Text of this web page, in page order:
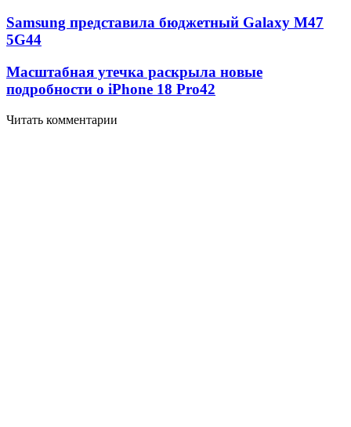
Samsung представила бюджетный Galaxy M47
5G44
Масштабная утечка раскрыла новые
подробности о iPhone 18 Pro42
Читать комментарии